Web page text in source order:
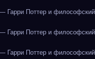
Гарри Поттер и
Гарри Поттер и
Гарри Поттер и